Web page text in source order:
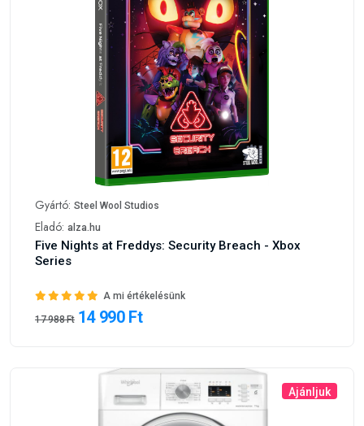
Gyártó: Steel Wool Studios
Eladó: alza.hu
Five Nights at Freddys: Security Breach - Xbox
Series
A mi értékelésünk
17 988 Ft 14 990 Ft
Ajánljuk